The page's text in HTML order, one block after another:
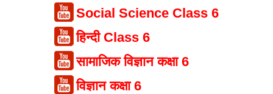
Social Science Class 6
हिन्दी Class 6
सामाजिक विज्ञान कक्षा 6
विज्ञान कक्षा 6